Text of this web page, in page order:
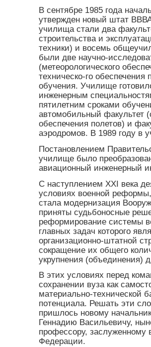
В сентябре 1985 года
утвержден новый штат
училища стали два
строительства и
техники) и восемь
были две научно-
(метеорологического
техническо-го обеспечения
обучения. Училище
инженерным
пятилетним сроками
автомобильный факультет
обеспечения полетов) и
аэродромов. В 1989 году в
Постановлением
училище было
авиационный инженерный
С наступлением XXI века
условиях военной
стала модернизация
приняты судьбоносные
реформирование системы
главных задач которого
организационно-штатной
сокращение их общего
укрупнения (объединения)
В этих условиях перед
сохранении вуза как
материально-технической
потенциала. Решать эти
пришлось новому
Геннадию Васильевичу,
профессору, заслуженному
Федерации.